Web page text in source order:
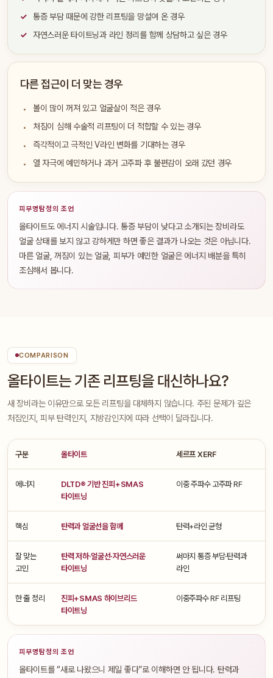
통증 부담 때문에 강한 리프팅을 망설여 온 경우
자연스러운 타이트닝과 라인 정리를 함께 상담하고 싶은 경우
다른 접근이 더 맞는 경우
볼이 많이 꺼져 있고 얼굴살이 적은 경우
처짐이 심해 수술적 리프팅이 더 적합할 수 있는 경우
즉각적이고 극적인 V라인 변화를 기대하는 경우
열 자극에 예민하거나 과거 고주파 후 불편감이 오래 갔던 경우
피부명탐정의 조언
올타이트도 에너지 시술입니다. 통증 부담이 낮다고 소개되는 장비라도
얼굴 상태를 보지 않고 강하게만 하면 좋은 결과가 나오는 것은 아닙니다.
마른 얼굴, 꺼짐이 있는 얼굴, 피부가 예민한 얼굴은 에너지 배분을 특히
조심해서 봅니다.
COMPARISON
올타이트는 기존 리프팅을 대신하나요?
새 장비라는 이유만으로 모든 리프팅을 대체하지 않습니다. 주된 문제가 깊은
처짐인지, 피부 탄력인지, 지방감인지에 따라 선택이 달라집니다.
구분 올타이트 세르프 XERF
에너지
DLTD® 기반 진피+SMAS
타이트닝
이중 주파수 고주파 RF
핵심 탄력과 얼굴선을 함께 탄력+라인 균형
잘 맞는
고민
탄력 저하·얼굴선·자연스러운
타이트닝
써마지 통증 부담·탄력과
라인
한 줄 정리
진피+SMAS 하이브리드
타이트닝
이중주파수 RF 리프팅
피부명탐정의 조언
올타이트를 “새로 나왔으니 제일 좋다”로 이해하면 안 됩니다. 탄력과